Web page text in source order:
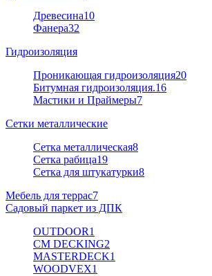
Древесина10
Фанера32
Гидроизоляция
Проникающая гидроизоляция20
Битумная гидроизоляция.16
Мастики и Праймеры7
Сетки металлические
Сетка металлическая8
Сетка рабица19
Сетка для штукатурки8
Мебель для террас7
Садовый паркет из ДПК
OUTDOOR1
CM DECKING2
MASTERDECK1
WOODVEX1